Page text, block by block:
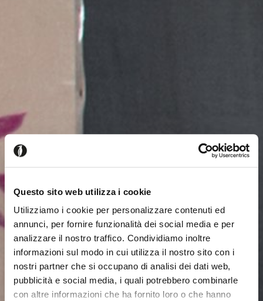
Questo sito web utilizza i cookie
Utilizziamo i cookie per personalizzare contenuti ed
annunci, per fornire funzionalità dei social media e per
analizzare il nostro traffico. Condividiamo inoltre
informazioni sul modo in cui utilizza il nostro sito con i
nostri partner che si occupano di analisi dei dati web,
pubblicità e social media, i quali potrebbero combinarle
con altre informazioni che ha fornito loro o che hanno